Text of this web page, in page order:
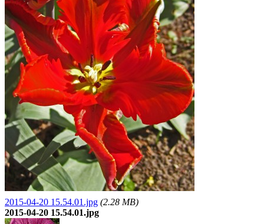
2015-04-20 15.54.01.jpg (2.28 MB)
2015-04-20 15.54.01.jpg